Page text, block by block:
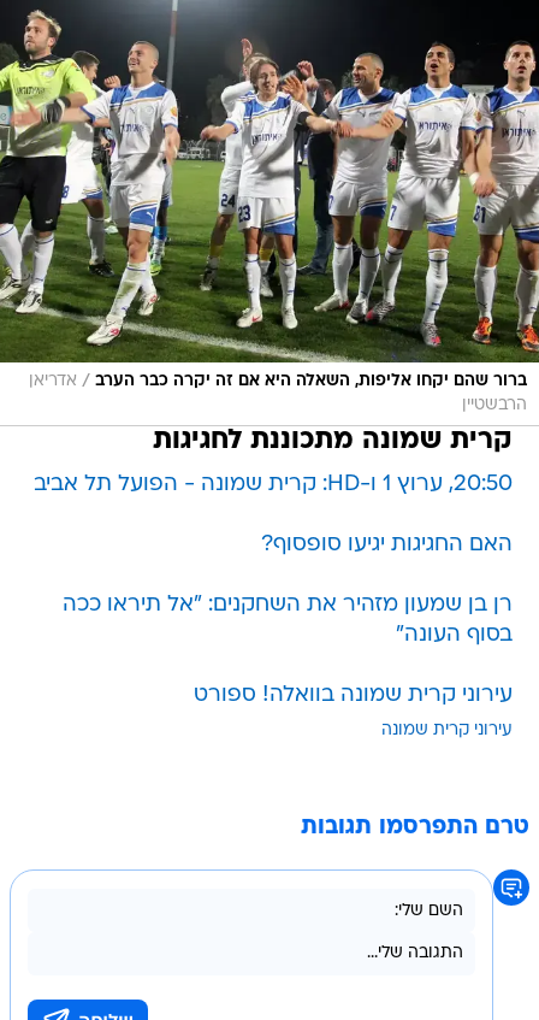
ברור שהם יקחו אליפות, השאלה היא אם זה יקרה כבר הערב / אדריאן
הרבשטיין
קרית שמונה מתכוננת לחגיגות
20:50, ערוץ 1 ו-HD: קרית שמונה - הפועל תל אביב
האם החגיגות יגיעו סופסוף?
רן בן שמעון מזהיר את השחקנים: "אל תיראו ככה
בסוף העונה"
עירוני קרית שמונה בוואלה! ספורט
עירוני קרית שמונה
טרם התפרסמו תגובות